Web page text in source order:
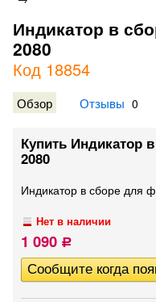
Индикатор в
2080
Код 18854
Обзор Отзывы 0
Купить Индикатор
2080
Индикатор в сборе для
Нет в наличии
1 090 Р